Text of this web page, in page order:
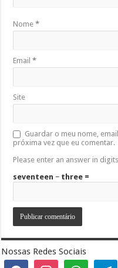
Nome*
Email*
Site
Guardar o meu nome,
próxima vez que eu comentar.
Please enter an answer in
seventeen − three =
Nossas Redes Sociais